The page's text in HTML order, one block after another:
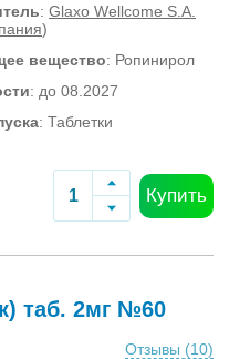
: Glaxo Wellcome S.A.
)
вещество: Ропинирол
: до 08.2027
: Таблетки
Купить
таб. 2мг №60
Отзывы (10)